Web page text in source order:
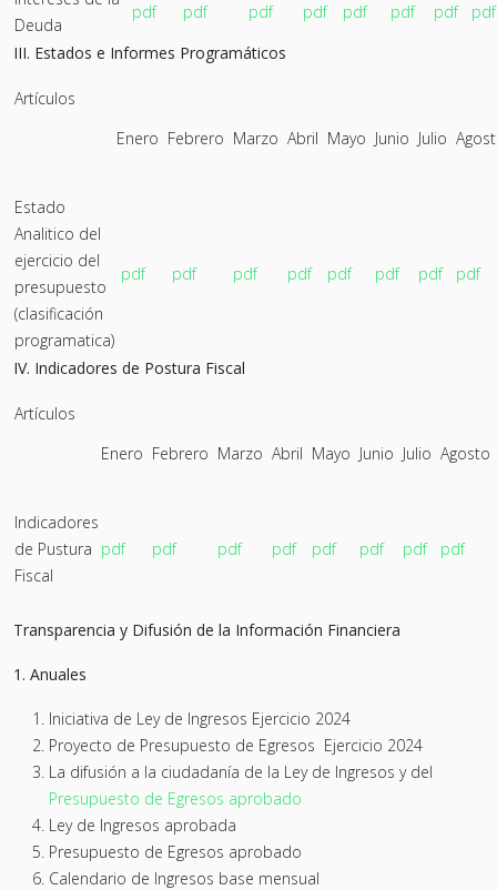
Deuda
pdf pdf pdf pdf pdf pdf pdf
pdf
III. Estados e Informes Programáticos
Artículos
Enero Febrero Marzo Abril Mayo Junio Julio
Estado
Analitico del
ejercicio del
presupuesto
(clasificación
programatica)
pdf pdf pdf pdf pdf pdf pdf pdf
IV. Indicadores de Postura Fiscal
Artículos
Enero Febrero Marzo Abril Mayo Junio Julio Agosto
Indicadores
de Pustura
Fiscal
pdf pdf pdf pdf pdf pdf pdf pdf
Transparencia y Difusión de la Información Financiera
1. Anuales
Iniciativa de Ley de Ingresos Ejercicio 2024
Proyecto de Presupuesto de Egresos Ejercicio 2024
La difusión a la ciudadanía de la Ley de Ingresos y del
Presupuesto de Egresos aprobado
Ley de Ingresos aprobada
Presupuesto de Egresos aprobado
Calendario de Ingresos base mensual